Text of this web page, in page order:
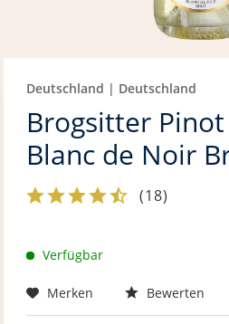
Deutschland | Deutschland
Brogsitter
Blanc de Noir
(18)
Verfügbar
Merken Bewerten